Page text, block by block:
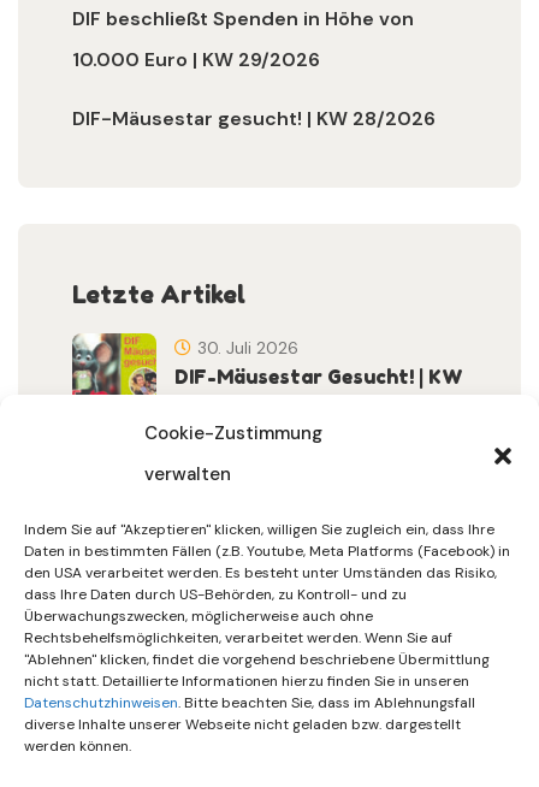
Cookie-Zustimmung
verwalten
Indem Sie auf "Akzeptieren" klicken, willigen Sie zugleich ein, dass Ihre
Daten in bestimmten Fällen (z.B. Youtube, Meta Platforms (Facebook) in
den USA verarbeitet werden. Es besteht unter Umständen das Risiko,
dass Ihre Daten durch US-Behörden, zu Kontroll- und zu
Überwachungszwecken, möglicherweise auch ohne
Rechtsbehelfsmöglichkeiten, verarbeitet werden. Wenn Sie auf
"Ablehnen" klicken, findet die vorgehend beschriebene Übermittlung
nicht statt. Detaillierte Informationen hierzu finden Sie in unseren
Datenschutzhinweisen. Bitte beachten Sie, dass im Ablehnungsfall
diverse Inhalte unserer Webseite nicht geladen bzw. dargestellt
werden können.
DIF beschließt Spenden in Höhe von
10.000 Euro | KW 29/2026
DIF-Mäusestar gesucht! | KW 28/2026
Letzte Artikel
DIF-Mäusestar Gesucht! | KW
30. Juli 2026
Sommerferien | KW 31/…
30. Juli 2026
Gemeinsames Friedensgebet
Setzt Zeichen …
15. Juli 2026